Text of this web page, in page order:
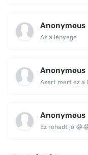
Anonymous
Az a lényege
Anonymous
Azert mert ez a
Anonymous
Ez rohadt jó